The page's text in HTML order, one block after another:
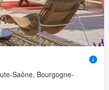
Saône, Bourgogne-